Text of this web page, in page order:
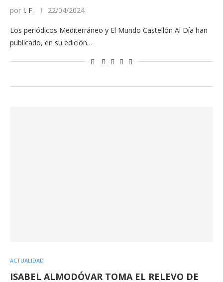
por I. F. 22/04/2024
Los periódicos Mediterráneo y El Mundo Castellón Al Día han
publicado, en su edición…
ACTUALIDAD
ISABEL ALMODÓVAR TOMA EL RELEVO DE